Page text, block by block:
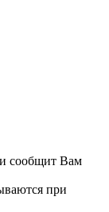
и сообщит Вам
при